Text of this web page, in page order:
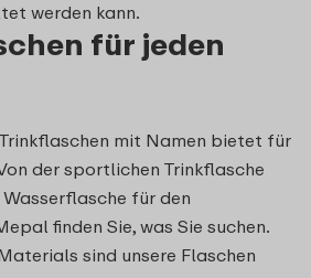
werden kann.
für jeden
mit Namen bietet für
der sportlichen Trinkflasche
für den
finden Sie, was Sie suchen.
sind unsere Flaschen